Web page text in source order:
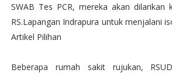
SWAB Tes PCR, mereka akan dilarikan
RS.Lapangan Indrapura untuk menjalani
Artikel Pilihan
Beberapa rumah sakit rujukan,